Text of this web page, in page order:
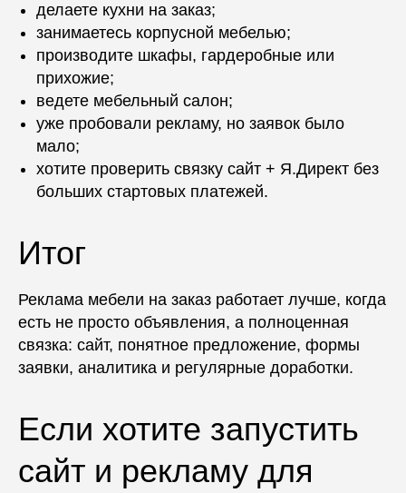
делаете кухни на заказ;
занимаетесь корпусной мебелью;
производите шкафы, гардеробные или
прихожие;
ведете мебельный салон;
уже пробовали рекламу, но заявок было
мало;
хотите проверить связку сайт + Я.Директ без
больших стартовых платежей.
Итог
Реклама мебели на заказ работает лучше, когда
есть не просто объявления, а полноценная
связка: сайт, понятное предложение, формы
заявки, аналитика и регулярные доработки.
Если хотите запустить
сайт и рекламу для